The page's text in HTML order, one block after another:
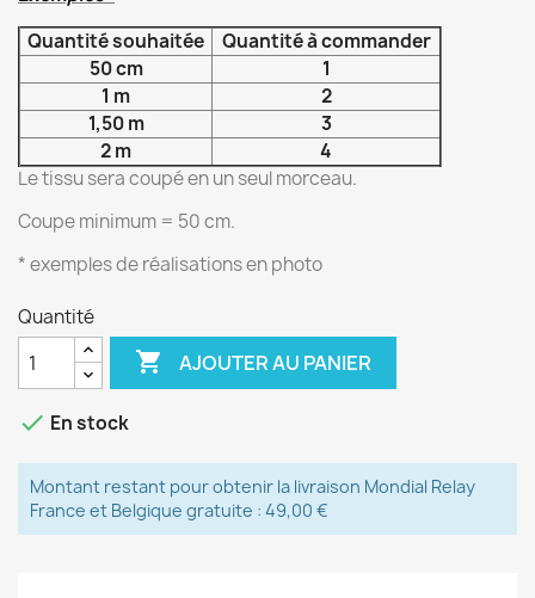
Quantité souhaitée
Quantité à commander
50 cm
1
1 m
2
1,50 m
3
2 m
4
Le tissu sera coupé en un seul morceau.
Coupe minimum = 50 cm.
* exemples de réalisations en photo
Quantité
 AJOUTER AU PANIER
 En stock
Montant restant pour obtenir la livraison Mondial Relay
France et Belgique gratuite : 49,00 €